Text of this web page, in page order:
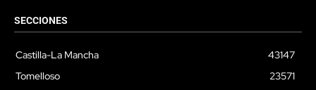
SECCIONES
Castilla-La Mancha
43147
Tomelloso
23571